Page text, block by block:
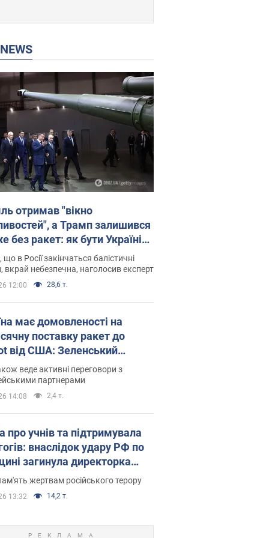
NEWS
отримав "вікно
а Трамп залишився
без ракет: як бути Україні?
з Мельником
в Росії закінчаться балістичні
вкрай небезпечна, наголосив експерт
12:00 28,6 т.
має домовленості на
поставку ракет до
від США: Зеленський
подробиці
веде активні переговори з
партнерами
14:08 2,4 т.
про учнів та підтримувала
внаслідок удару РФ по
загинула директорка
ліцею, її чоловік та онук
жертвам російського терору
13:32 14,2 т.